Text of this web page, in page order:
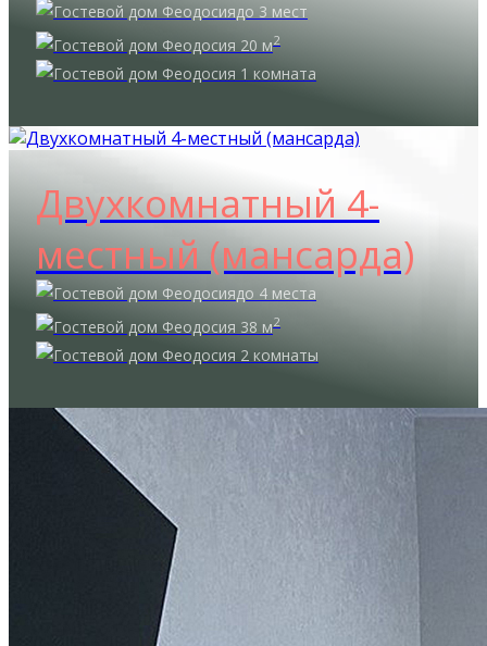
до 3 мест
20 м2
1 комната
Двухкомнатный 4-
местный (мансарда)
до 4 места
38 м2
2 комнаты